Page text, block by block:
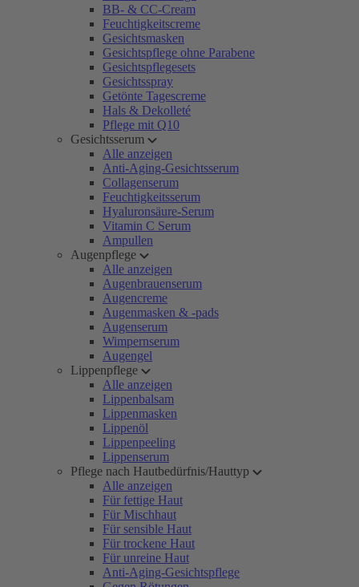
BB- & CC-Cream
Feuchtigkeitscreme
Gesichtsmasken
Gesichtspflege ohne Parabene
Gesichtspflegesets
Gesichtsspray
Getönte Tagescreme
Hals & Dekolleté
Pflege mit Q10
Gesichtsserum
Alle anzeigen
Anti-Aging-Gesichtsserum
Collagenserum
Feuchtigkeitsserum
Hyaluronsäure-Serum
Vitamin C Serum
Ampullen
Augenpflege
Alle anzeigen
Augenbrauenserum
Augencreme
Augenmasken & -pads
Augenserum
Wimpernserum
Augengel
Lippenpflege
Alle anzeigen
Lippenbalsam
Lippenmasken
Lippenöl
Lippenpeeling
Lippenserum
Pflege nach Hautbedürfnis/Hauttyp
Alle anzeigen
Für fettige Haut
Für Mischhaut
Für sensible Haut
Für trockene Haut
Für unreine Haut
Anti-Aging-Gesichtspflege